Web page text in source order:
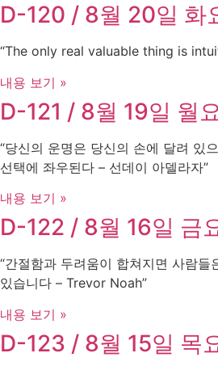
D-120 / 8월 20일 화
“The only real valuable thing is
내용 보기 »
D-121 / 8월 19일 월
“당신의 운명은 당신의 손에 달려 있
선택에 좌우된다 – 선데이 아델라자”
내용 보기 »
D-122 / 8월 16일 금
“간절함과 두려움이 합쳐지면 사람들
있습니다 – Trevor Noah”
내용 보기 »
D-123 / 8월 15일 목